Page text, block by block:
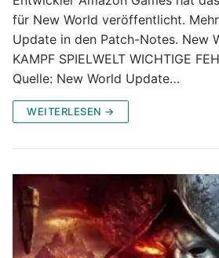
für New World veröffentlicht.
Update in den Patch-Notes. New
KAMPF SPIELWELT WICHTIGE
Quelle: New World Update…
WEITERLESEN →